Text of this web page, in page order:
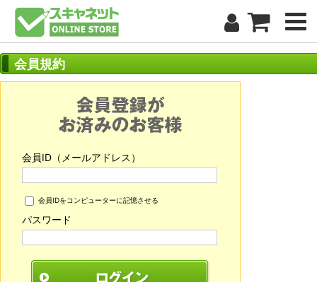
会員規約
会員ID（メールアドレス）
会員IDをコンピューターに記憶させる
パスワード